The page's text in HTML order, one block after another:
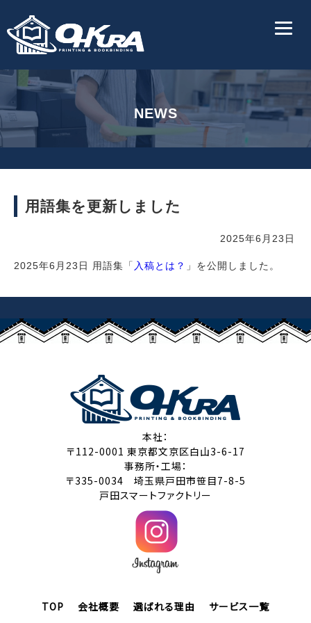
NEWS
用語集を更新しました
2025年6月23日
2025年6月23日 用語集「 入稿とは？ 」を公開しました。
本社：
〒112-0001 東京都文京区白山3-6-17
事務所・工場：
〒335-0034 埼玉県戸田市笹目7-8-5
戸田スマートファクトリー
TOP 会社概要 選ばれる理由
サービス一覧